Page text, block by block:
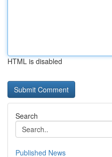
HTML is disabled
Search
Published News